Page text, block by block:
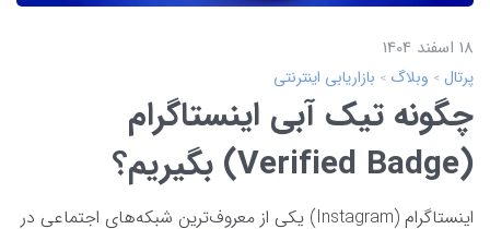
18 اسفند 1404
پرتال وبلاگ بازاریابی اینترنتی
چگونه تیک آبی اینستاگرام
(Verified Badge) بگیریم؟
اینستاگرام (Instagram) یکی از معروف‌ترین شبکه‌های اجتماعی در